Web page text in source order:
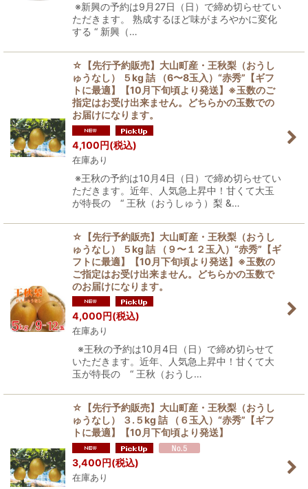
※新興の予約は9月27日（日）で締め切らせてい
ただきます。 熟成するほど味がまろやかに変化
する “ 新興（…
☆【先行予約販売】大山町産・王秋梨（おうし
ゅうなし） ５kg 詰 （6〜8玉入）“赤秀”【ギフ
トに最適】【10月下旬頃より発送】※玉数のご
指定はお受け出来ません。どちらかの玉数での
お届けになります。
4,100円(税込)
在庫あり
※王秋の予約は10月4日（日）で締め切らせてい
ただきます。近年、人気急上昇中！甘くて大玉
が特長の “ 王秋（おうしゅう）梨 &…
☆【先行予約販売】大山町産・王秋梨（おうし
ゅうなし） ５kg 詰 （９〜１２玉入）“赤秀”【ギ
フトに最適】【10月下旬頃より発送】※玉数の
ご指定はお受け出来ません。どちらかの玉数で
のお届けになります。
4,000円(税込)
在庫あり
※王秋の予約は10月4日（日）で締め切らせて
いただきます。近年、人気急上昇中！甘くて大
玉が特長の “ 王秋（おうし…
☆【先行予約販売】大山町産・王秋梨（おうし
ゅうなし） ３.５kg 詰 （６玉入）“赤秀”【ギフ
トに最適】【10月下旬頃より発送】
3,400円(税込)
在庫あり